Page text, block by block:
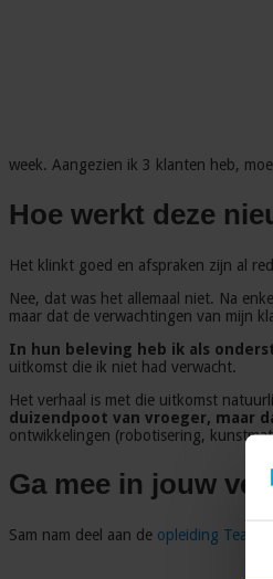
week. Aangezien ik 3 klanten heb,
Hoe werkt deze
Het klinkt goed en afspraken zijn al
Nee, dat was het allemaal niet. Na
maar dat de verwachtingen van mijn
In hun beleving heb ik als
uitkomst die ik niet had verwacht.
Het verhaal is met die uitkomst
duizendpoot van vroeger, maar
ontwikkelingen (robotisering,
Ga mee in jouw
Sam nam deel aan de opleiding